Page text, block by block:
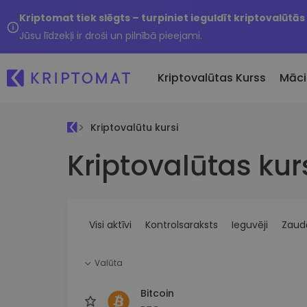
Kriptomat tiek slēgts – turpiniet ieguldīt kriptovalūtās
Jūsu līdzekļi ir droši un pilnībā pieejami.
Kriptovalūtas Kurss
Visas cenas
Vairāk nekā 300 kriptovalūtu Nesen
Pērciet vairāk nekā 300
kriptovalūtas
iespējas
Kriptovalūtu kursi
Kriptovalūtas
Visi aktīvi Kontrolsaraksts Ieguvēji
Valūta
Bitcoin